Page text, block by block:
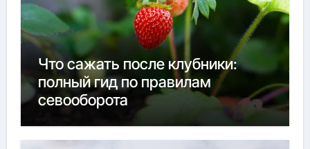
Что сажать после клубники:
полный гид по правилам
севооборота